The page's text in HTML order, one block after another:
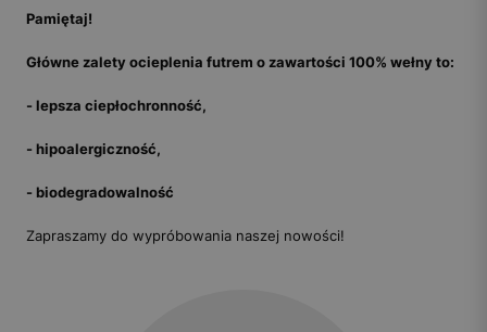
Pamiętaj!
Główne zalety ocieplenia futrem o zawartości 100% wełny to:
- lepsza ciepłochronność,
- hipoalergiczność,
- biodegradowalność
Zapraszamy do wypróbowania naszej nowości!